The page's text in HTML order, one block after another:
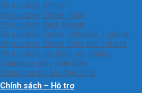
Bộ lưu điện Offline
Bộ lưu điện Online 1pha
Bộ lưu điện Rack Mount
Bộ lưu điện Online 3pha vào 1 pha ra
Bộ lưu điện Online 3pha vào 3pha ra
Bộ lưu điện gia đình, văn phòng
Catalogue máy phát điện
Catalogue bộ lưu điện UPS
Chính sách – Hỗ trợ